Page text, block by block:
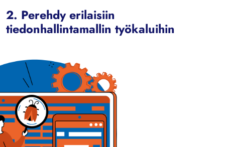
2. Perehdy erilaisiin
tiedonhallintamallin työkaluihin